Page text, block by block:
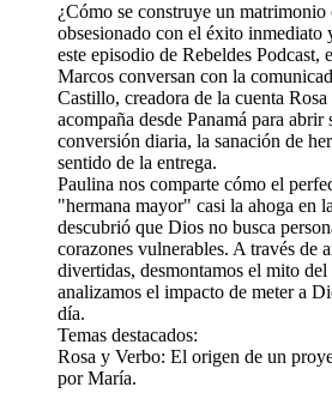
¿Cómo se construye un
obsesionado con el éxito inmediato
este episodio de Rebeldes Podcast,
Marcos conversan con la
Castillo, creadora de la cuenta
acompaña desde Panamá para abrir
conversión diaria, la sanación de
sentido de la entrega.
Paulina nos comparte cómo el
"hermana mayor" casi la ahoga en
descubrió que Dios no busca
corazones vulnerables. A través de
divertidas, desmontamos el mito
analizamos el impacto de meter a
día.
Temas destacados:
Rosa y Verbo: El origen de un
por María.